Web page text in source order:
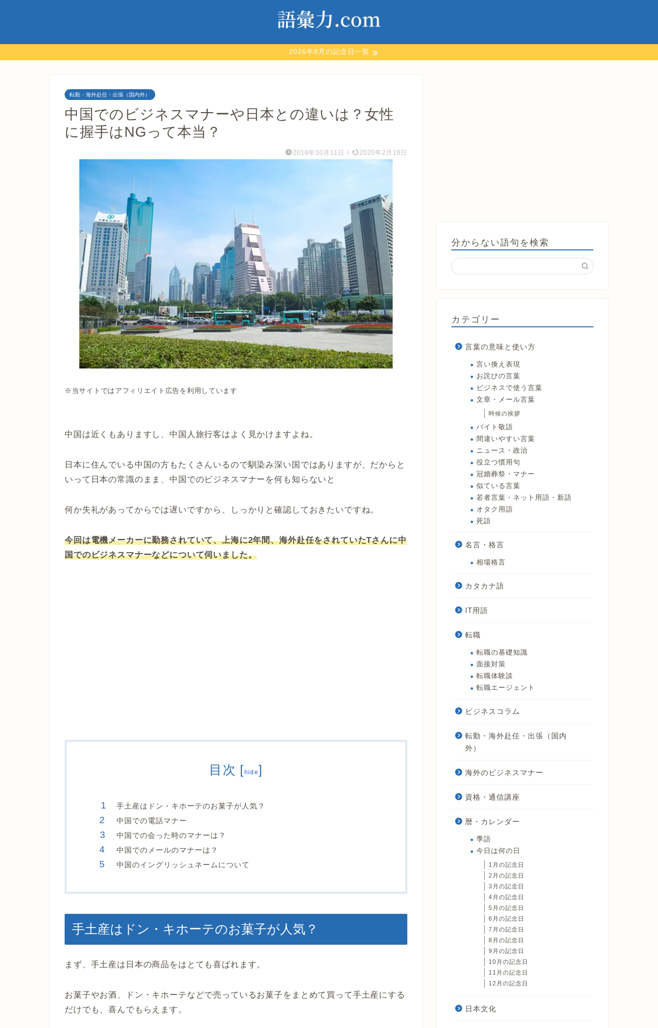
2026年8月の記念日一覧
転勤・海外赴任・出張（国内外）
中国でのビジネスマナーや日本との違いは？女性
に握手はNGって本当？
2019年10月11日 / 2020年2月18日
※当サイトではアフィリエイト広告を利用しています
中国は近くもありますし、中国人旅行客はよく見かけますよね。
日本に住んでいる中国の方もたくさんいるので馴染み深い国ではありますが、だからと
いって日本の常識のまま、中国でのビジネスマナーを何も知らないと
何か失礼があってからでは遅いですから、しっかりと確認しておきたいですね。
今回は電機メーカーに勤務されていて、上海に2年間、海外赴任をされていたTさんに中
国でのビジネスマナーなどについて伺いました。
目次 [hide]
手土産はドン・キホーテのお菓子が人気？
中国での電話マナー
中国での会った時のマナーは？
中国でのメールのマナーは？
中国のイングリッシュネームについて
手土産はドン・キホーテのお菓子が人気？
まず、手土産は日本の商品をはとても喜ばれます。
お菓子やお酒、ドン・キホーテなどで売っているお菓子をまとめて買って手土産にする
だけでも、喜んでもらえます。
分からない語句を検索
カテゴリー
言葉の意味と使い方
言い換え表現
お詫びの言葉
ビジネスで使う言葉
文章・メール言葉
時候の挨拶
バイト敬語
間違いやすい言葉
ニュース・政治
役立つ慣用句
冠婚葬祭・マナー
似ている言葉
若者言葉・ネット用語・新語
オタク用語
死語
名言・格言
相場格言
カタカナ語
IT用語
転職
転職の基礎知識
面接対策
転職体験談
転職エージェント
ビジネスコラム
転勤・海外赴任・出張（国内
外）
海外のビジネスマナー
資格・通信講座
暦・カレンダー
季語
今日は何の日
1月の記念日
2月の記念日
3月の記念日
4月の記念日
5月の記念日
6月の記念日
7月の記念日
8月の記念日
9月の記念日
10月の記念日
11月の記念日
12月の記念日
日本文化